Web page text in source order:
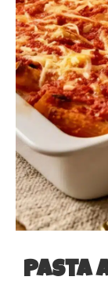
Pasta